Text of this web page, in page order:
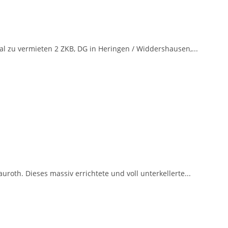
vermieten 2 ZKB, DG in Heringen / Widdershausen,...
Dieses massiv errichtete und voll unterkellerte...